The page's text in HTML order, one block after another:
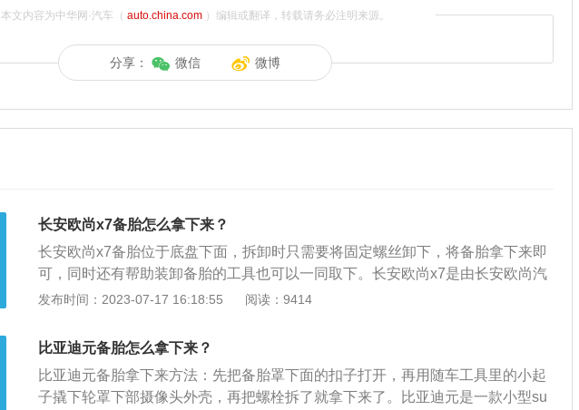
本文内容为中华网·汽车（ auto.china.com）编辑或翻译，转载请务必注明来源。
分享： 微信 微博
长安欧尚x7备胎怎么拿下来？
长安欧尚x7备胎位于底盘下面，拆卸时只需要将固定螺丝卸下，将备胎拿下来即
可，同时还有帮助装卸备胎的工具也可以一同取下。长安欧尚x7是由长安欧尚汽
车打造的一款紧凑型suv，定位是都市精品suv。车身尺寸方面，长安欧尚x7长宽
yle2.0欧尚智能网联系统，搭载5G的智能车机芯片imx8智能车机芯片、千里眼、
远程视频系统、超高清360度全景影像、超高清环视行车记录仪、全自动泊车系
统等
发布时间：2023-07-17 16:18:55 阅读：9414
比亚迪元备胎怎么拿下来？
比亚迪元备胎拿下来方法：先把备胎罩下面的扣子打开，再用随车工具里的小起
子撬下轮罩下部摄像头外壳，再把螺栓拆了就拿下来了。比亚迪元是一款小型su